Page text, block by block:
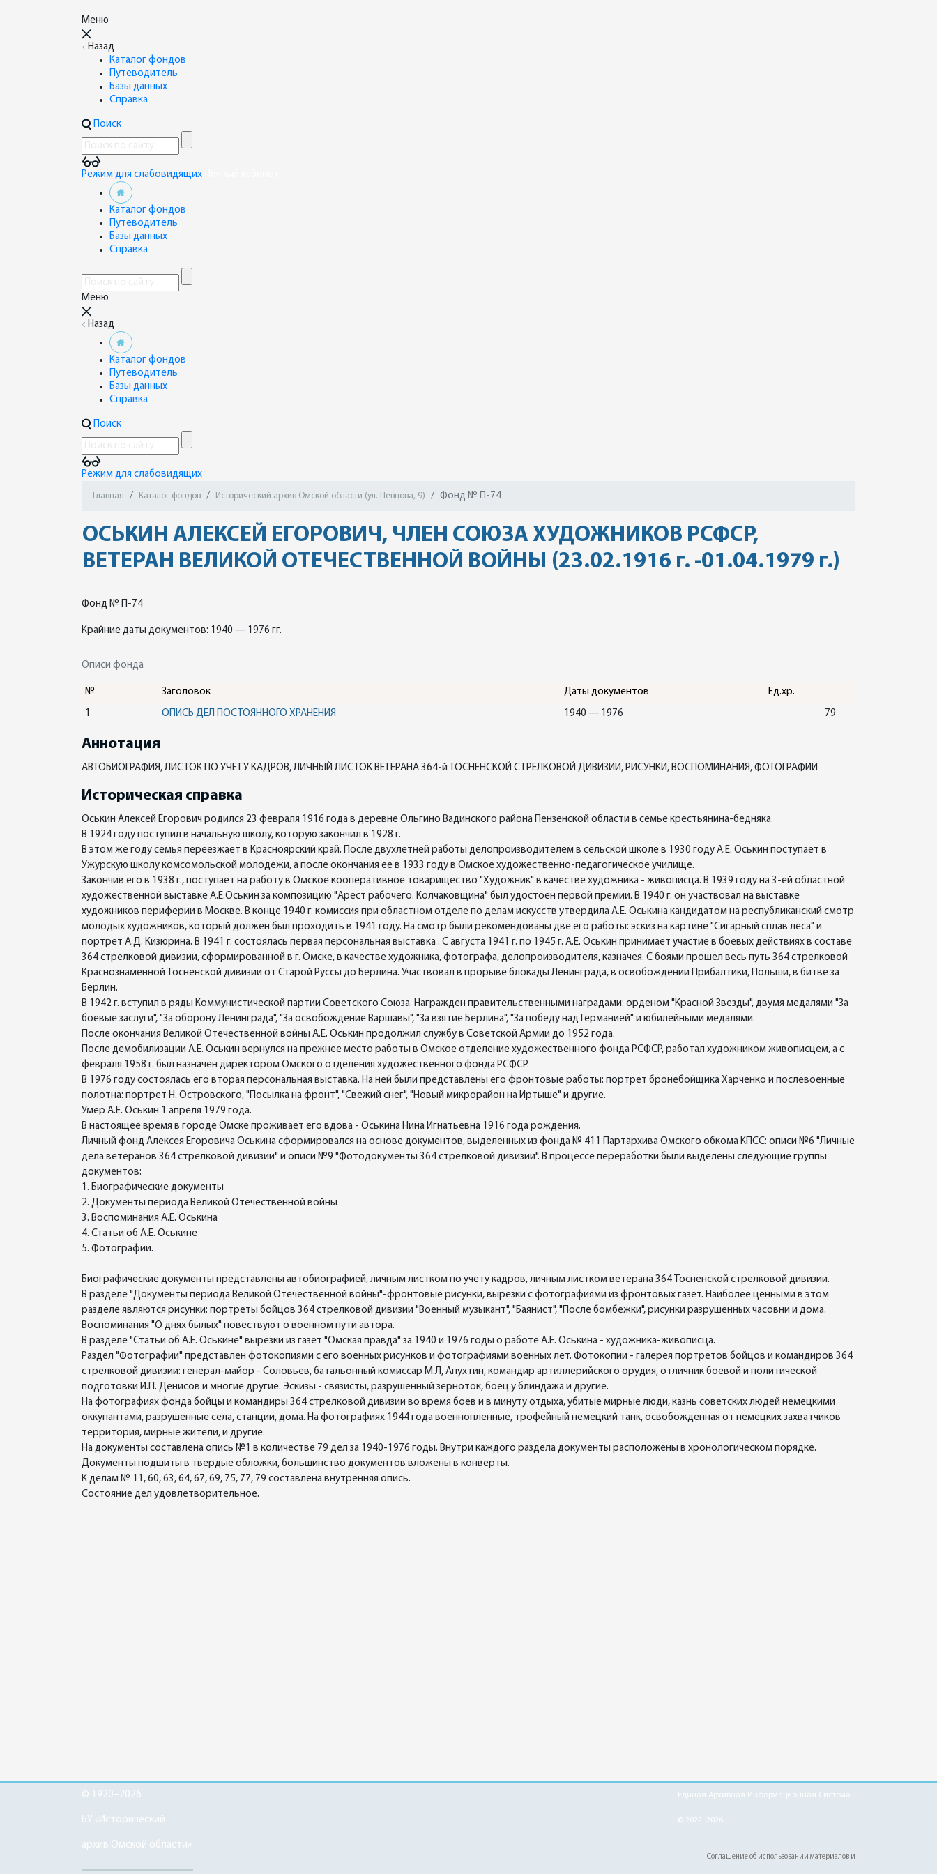
Меню
Назад
Каталог фондов
Путеводитель
Базы данных
Справка
Поиск
Режим для слабовидящих
Каталог фондов
Путеводитель
Базы данных
Справка
Меню
Назад
Каталог фондов
Путеводитель
Базы данных
Справка
Поиск
Режим для слабовидящих
Главная Каталог фондов Исторический архив Омской области (ул. Певцова, 9) Фонд № П-74
ОСЬКИН АЛЕКСЕЙ ЕГОРОВИЧ, ЧЛЕН СОЮЗА ХУДОЖНИКОВ РСФСР,
ВЕТЕРАН ВЕЛИКОЙ ОТЕЧЕСТВЕННОЙ ВОЙНЫ (23.02.1916 г. -01.04.1979 г.)
Фонд № П-74
Крайние даты документов: 1940 — 1976 гг.
Описи фонда
№ Заголовок Даты документов Ед.хр.
1 ОПИСЬ ДЕЛ ПОСТОЯННОГО ХРАНЕНИЯ 1940 — 1976 79
Аннотация
АВТОБИОГРАФИЯ, ЛИСТОК ПО УЧЕТУ КАДРОВ, ЛИЧНЫЙ ЛИСТОК ВЕТЕРАНА 364-й ТОСНЕНСКОЙ СТРЕЛКОВОЙ ДИВИЗИИ, РИСУНКИ, ВОСПОМИНАНИЯ, ФОТОГРАФИИ
Историческая справка
Оськин Алексей Егорович родился 23 февраля 1916 года в деревне Ольгино Вадинского района Пензенской области в семье крестьянина-бедняка.
В 1924 году поступил в начальную школу, которую закончил в 1928 г.
В этом же году семья переезжает в Красноярский край. После двухлетней работы делопроизводителем в сельской школе в 1930 году А.Е. Оськин поступает в
Ужурскую школу комсомольской молодежи, а после окончания ее в 1933 году в Омское художественно-педагогическое училище.
Закончив его в 1938 г., поступает на работу в Омское кооперативное товарищество "Художник" в качестве художника - живописца. В 1939 году на 3-ей областной
художественной выставке А.Е.Оськин за композицию "Арест рабочего. Колчаковщина" был удостоен первой премии. В 1940 г. он участвовал на выставке
художников периферии в Москве. В конце 1940 г. комиссия при областном отделе по делам искусств утвердила А.Е. Оськина кандидатом на республиканский смотр
молодых художников, который должен был проходить в 1941 году. На смотр были рекомендованы две его работы: эскиз на картине "Сигарный сплав леса" и
портрет А.Д. Кизюрина. В 1941 г. состоялась первая персональная выставка . С августа 1941 г. по 1945 г. А.Е. Оськин принимает участие в боевых действиях в составе
364 стрелковой дивизии, сформированной в г. Омске, в качестве художника, фотографа, делопроизводителя, казначея. С боями прошел весь путь 364 стрелковой
Краснознаменной Тосненской дивизии от Старой Руссы до Берлина. Участвовал в прорыве блокады Ленинграда, в освобождении Прибалтики, Польши, в битве за
Берлин.
В 1942 г. вступил в ряды Коммунистической партии Советского Союза. Награжден правительственными наградами: орденом "Красной Звезды", двумя медалями "За
боевые заслуги", "За оборону Ленинграда", "За освобождение Варшавы", "За взятие Берлина", "За победу над Германией" и юбилейными медалями.
После окончания Великой Отечественной войны А.Е. Оськин продолжил службу в Советской Армии до 1952 года.
После демобилизации А.Е. Оськин вернулся на прежнее место работы в Омское отделение художественного фонда РСФСР, работал художником живописцем, а с
февраля 1958 г. был назначен директором Омского отделения художественного фонда РСФСР.
В 1976 году состоялась его вторая персональная выставка. На ней были представлены его фронтовые работы: портрет бронебойщика Харченко и послевоенные
полотна: портрет Н. Островского, "Посылка на фронт", "Свежий снег", "Новый микрорайон на Иртыше" и другие.
Умер А.Е. Оськин 1 апреля 1979 года.
В настоящее время в городе Омске проживает его вдова - Оськина Нина Игнатьевна 1916 года рождения.
Личный фонд Алексея Егоровича Оськина сформировался на основе документов, выделенных из фонда № 411 Партархива Омского обкома КПСС: описи №6 "Личные
дела ветеранов 364 стрелковой дивизии" и описи №9 "Фотодокументы 364 стрелковой дивизии". В процессе переработки были выделены следующие группы
документов:
1. Биографические документы
2. Документы периода Великой Отечественной войны
3. Воспоминания А.Е. Оськина
4. Статьи об А.Е. Оськине
5. Фотографии.
Биографические документы представлены автобиографией, личным листком по учету кадров, личным листком ветерана 364 Тосненской стрелковой дивизии.
В разделе "Документы периода Великой Отечественной войны"-фронтовые рисунки, вырезки с фотографиями из фронтовых газет. Наиболее ценными в этом
разделе являются рисунки: портреты бойцов 364 стрелковой дивизии "Военный музыкант", "Баянист", "После бомбежки", рисунки разрушенных часовни и дома.
Воспоминания "О днях былых" повествуют о военном пути автора.
В разделе "Статьи об А.Е. Оськине" вырезки из газет "Омская правда" за 1940 и 1976 годы о работе А.Е. Оськина - художника-живописца.
Раздел "Фотографии" представлен фотокопиями с его военных рисунков и фотографиями военных лет. Фотокопии - галерея портретов бойцов и командиров 364
стрелковой дивизии: генерал-майор - Соловьев, батальонный комиссар М.Л, Апухтин, командир артиллерийского орудия, отличник боевой и политической
подготовки И.П. Денисов и многие другие. Эскизы - связисты, разрушенный зерноток, боец у блиндажа и другие.
На фотографиях фонда бойцы и командиры 364 стрелковой дивизии во время боев и в минуту отдыха, убитые мирные люди, казнь советских людей немецкими
оккупантами, разрушенные села, станции, дома. На фотографиях 1944 года военнопленные, трофейный немецкий танк, освобожденная от немецких захватчиков
территория, мирные жители, и другие.
На документы составлена опись №1 в количестве 79 дел за 1940-1976 годы. Внутри каждого раздела документы расположены в хронологическом порядке.
Документы подшиты в твердые обложки, большинство документов вложены в конверты.
К делам № 11, 60, 63, 64, 67, 69, 75, 77, 79 составлена внутренняя опись.
Состояние дел удовлетворительное.
© 1920–2026
БУ «Исторический
архив Омской области»
Единая Архивная Информационная Система
© 2022–2026
Соглашение об использовании материалов и